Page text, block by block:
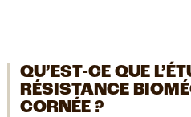
QU’EST-CE QUE
RÉSISTANCE
CORNÉE ?